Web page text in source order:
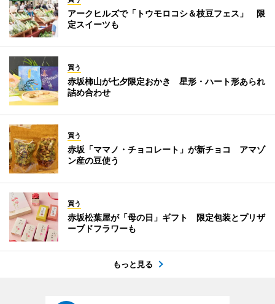
アークヒルズで「トウモロコシ＆枝豆フェス」 限
定スイーツも
買う
赤坂柿山が七夕限定おかき 星形・ハート形あられ
詰め合わせ
買う
赤坂「ママノ・チョコレート」が新チョコ アマゾ
ン産の豆使う
買う
赤坂松葉屋が「母の日」ギフト 限定包装とプリザ
ーブドフラワーも
もっと見る